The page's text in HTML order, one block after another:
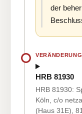
der
HRB 81930
HRB 81930:
Köln, c/o
(Haus 31E),